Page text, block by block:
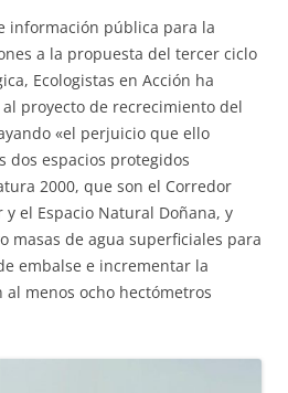
información pública para la
a la propuesta del tercer ciclo
Ecologistas en Acción ha
proyecto de recrecimiento del
«el perjuicio que ello
dos espacios protegidos
2000, que son el Corredor
y el Espacio Natural Doñana, y
masas de agua superficiales para
embalse e incrementar la
menos ocho hectómetros